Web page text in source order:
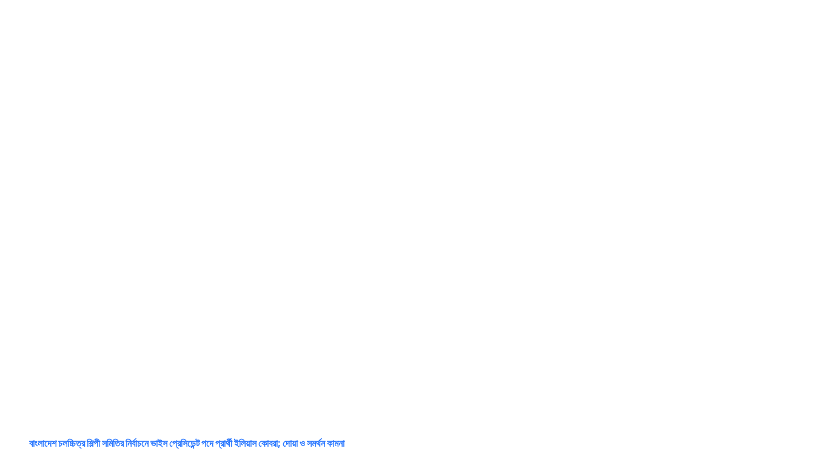
বাংলাদেশ চলচ্চিত্র শিল্পী সমিতির নির্বাচনে ভাইস প্রেসিডেন্ট পদে প্রার্থী ইলিয়াস কোবরা; দোয়া ও সমর্থন কামনা